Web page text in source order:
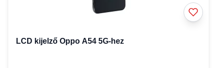
LCD kijelző Oppo A54 5G-hez